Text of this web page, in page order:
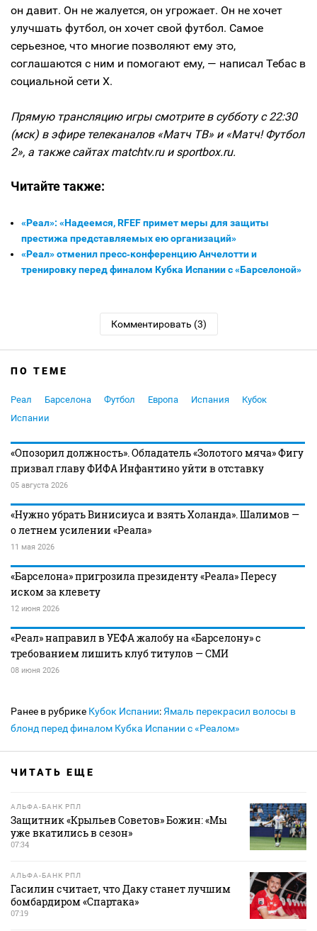
он давит. Он не жалуется, он угрожает. Он не хочет
улучшать футбол, он хочет свой футбол. Самое
серьезное, что многие позволяют ему это,
соглашаются с ним и помогают ему, — написал Тебас в
социальной сети X.
Прямую трансляцию игры смотрите в субботу с 22:30
(мск) в эфире телеканалов «Матч ТВ» и «Матч! Футбол
2», а также сайтах matchtv.ru и sportbox.ru.
Читайте также:
«Реал»: «Надеемся, RFEF примет меры для защиты
престижа представляемых ею организаций»
«Реал» отменил пресс‑конференцию Анчелотти и
тренировку перед финалом Кубка Испании с «Барселоной»
Комментировать (3)
ПО ТЕМЕ
Реал Барселона Футбол Европа Испания
Кубок
Испании
«Опозорил должность». Обладатель «Золотого мяча» Фигу
призвал главу ФИФА Инфантино уйти в отставку
05 августа 2026
«Нужно убрать Винисиуса и взять Холанда». Шалимов —
о летнем усилении «Реала»
11 мая 2026
«Барселона» пригрозила президенту «Реала» Пересу
иском за клевету
12 июня 2026
«Реал» направил в УЕФА жалобу на «Барселону» с
требованием лишить клуб титулов — СМИ
08 июня 2026
Ранее в рубрике Кубок Испании: Ямаль перекрасил волосы в
блонд перед финалом Кубка Испании с «Реалом»
ЧИТАТЬ ЕЩЕ
АЛЬФА-БАНК РПЛ
Защитник «Крыльев Советов» Божин: «Мы
уже вкатились в сезон»
07:34
АЛЬФА-БАНК РПЛ
Гасилин считает, что Даку станет лучшим
бомбардиром «Спартака»
07:19